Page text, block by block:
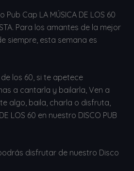
Cap LA MÚSICA DE LOS 60
Para los amantes de la mejor
siempre, esta semana es
los 60, si te apetece
a cantarla y bailarla, Ven a
algo, baila, charla o disfruta,
LOS 60 en nuestro DISCO PUB
disfrutar de nuestro Disco